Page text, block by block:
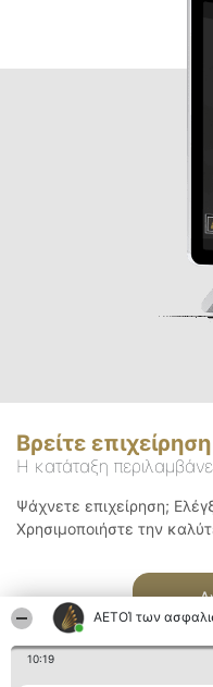
ΑΕΤΟΊ των
10:19
Βρείτε επιχείρηση
Η κατάταξη
Ψάχνετε επιχείρηση;
Χρησιμοποιήστε την